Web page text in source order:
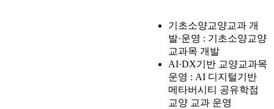
기초소양교양교과 개
발·운영 : 기초소양교양
교과목 개발
AI·DX기반 교양교과목
운영 : AI 디지털기반
메타버시티 공유학점
교양 교과 운영